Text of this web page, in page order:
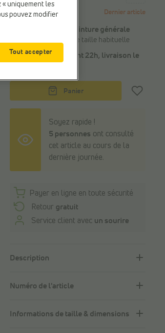
Dernier article
Conseil de la pointure générale
Commandez votre taille habituelle
Commandé avant 22h, livraison le
Panier
Soyez rapide !
5 personnes ont consulté
cet article au cours de la
dernière journée.
Payer en ligne en toute sécurité
Retour gratuit
Service client avec un sourire
Description
Numéro de l'article
Informations de taille & dimensions
« uniquement les
pouvez modifier
Tout accepter